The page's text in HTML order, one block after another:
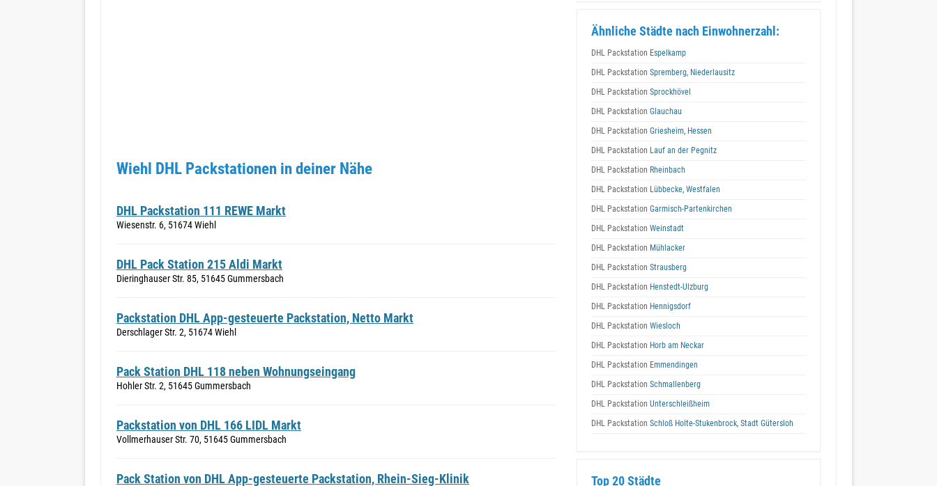
Wiehl DHL Packstationen in deiner Nähe
DHL Packstation 111 REWE Markt
Wiesenstr. 6, 51674 Wiehl
DHL Pack Station 215 Aldi Markt
Dieringhauser Str. 85, 51645 Gummersbach
Packstation DHL App-gesteuerte Packstation, Netto Markt
Derschlager Str. 2, 51674 Wiehl
Pack Station DHL 118 neben Wohnungseingang
Hohler Str. 2, 51645 Gummersbach
Packstation von DHL 166 LIDL Markt
Vollmerhauser Str. 70, 51645 Gummersbach
Pack Station von DHL App-gesteuerte Packstation, Rhein-Sieg-Klinik
Ähnliche Städte nach Einwohnerzahl:
DHL Packstation Espelkamp
DHL Packstation Spremberg, Niederlausitz
DHL Packstation Sprockhövel
DHL Packstation Glauchau
DHL Packstation Griesheim, Hessen
DHL Packstation Lauf an der Pegnitz
DHL Packstation Rheinbach
DHL Packstation Lübbecke, Westfalen
DHL Packstation Garmisch-Partenkirchen
DHL Packstation Weinstadt
DHL Packstation Mühlacker
DHL Packstation Strausberg
DHL Packstation Henstedt-Ulzburg
DHL Packstation Hennigsdorf
DHL Packstation Wiesloch
DHL Packstation Horb am Neckar
DHL Packstation Emmendingen
DHL Packstation Schmallenberg
DHL Packstation Unterschleißheim
DHL Packstation Schloß Holte-Stukenbrock, Stadt Gütersloh
Top 20 Städte